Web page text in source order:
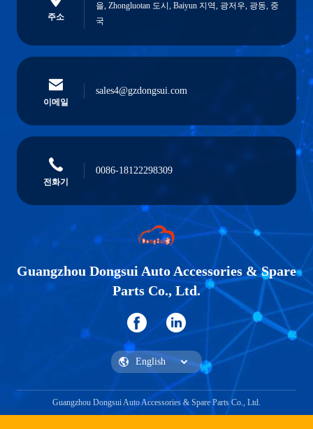
주소
을, Zhongluotan 도시, Baiyun 지역, 광저우, 광동, 중
국
이메일
sales4@gzdongsui.com
전화기
0086-18122298309
Guangzhou Dongsui Auto Accessories & Spare
Parts Co., Ltd.
Guangzhou Dongsui Auto Accessories & Spare Parts Co., Ltd.